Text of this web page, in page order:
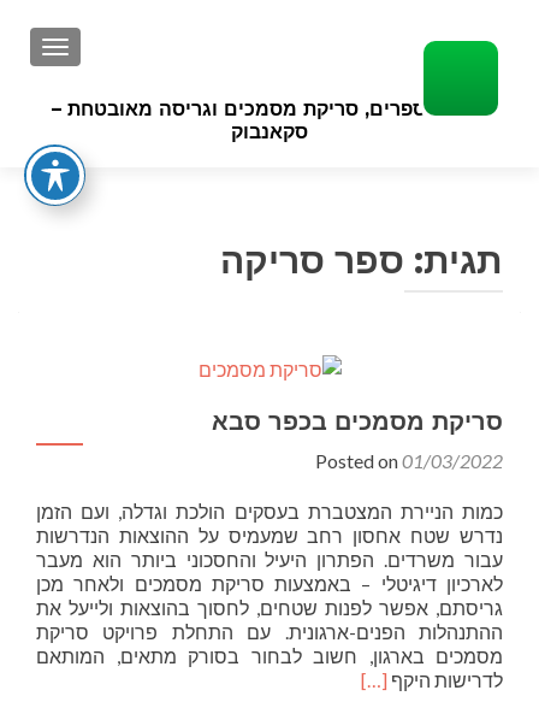
סריקת ספרים, סריקת מסמכים וגריסה מאובטחת –
סקאנבוק
תגית: ספר סריקה
סריקת מסמכים בכפר סבא
Posted on01/03/2022
כמות הניירת המצטברת בעסקים הולכת וגדלה, ועם הזמן
נדרש שטח אחסון רחב שמעמיס על ההוצאות הנדרשות
עבור משרדים. הפתרון היעיל והחסכוני ביותר הוא מעבר
לארכיון דיגיטלי – באמצעות סריקת מסמכים ולאחר מכן
גריסתם, אפשר לפנות שטחים, לחסוך בהוצאות ולייעל את
ההתנהלות הפנים-ארגונית. עם התחלת פרויקט סריקת
מסמכים בארגון, חשוב לבחור בסורק מתאים, המותאם
לדרישות היקף Read
[…]